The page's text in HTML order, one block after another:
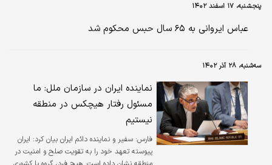
پنجشنبه، ۱۷ اسفند ۱۴۰۲
عباس ایروانی به ۶۵ سال حبس محکوم شد
سه‌شنبه، ۲۸ آذر ۱۴۰۲
نماینده ایران در سازمان ملل: ما
مسئول رفتار هیچکس در منطقه
نیستیم
فارس: سفیر و نماینده دائم ایران بیان کرد: ایران
پیوسته تعهد خود را به تقویت صلح و امنیت در